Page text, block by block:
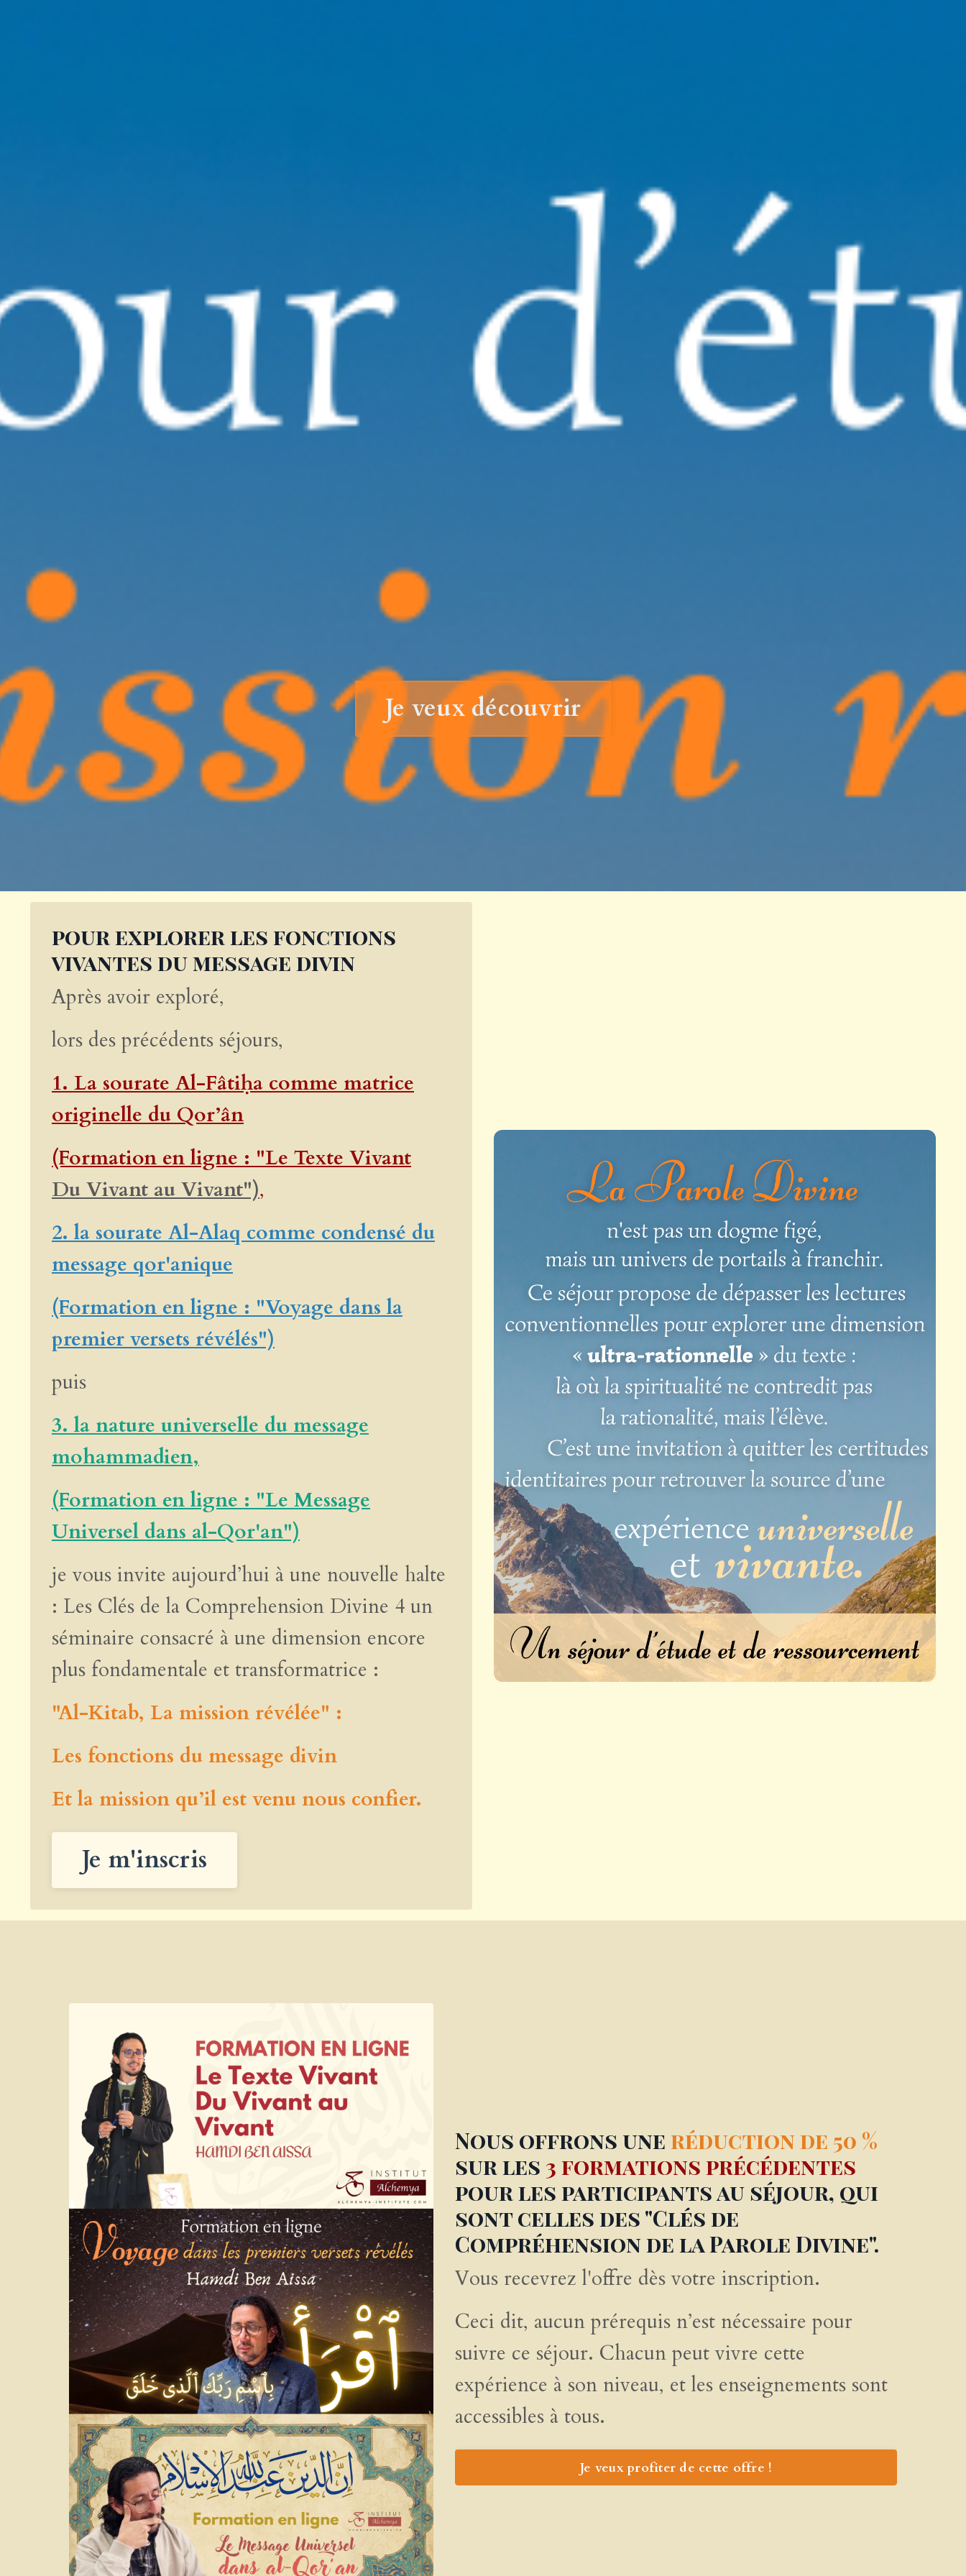
Je veux découvrir
pour explorer les fonctions
vivantes du message divin
Après avoir exploré,
lors des précédents séjours,
1. La sourate Al-Fâtiḥa comme matrice
originelle du Qor’ân
(Formation en ligne : "Le Texte Vivant
Du Vivant au Vivant"),
2. la sourate Al-Alaq comme condensé du
message qor'anique
(Formation en ligne : "Voyage dans la
premier versets révélés")
puis
3. la nature universelle du message
mohammadien,
(Formation en ligne : "Le Message
Universel dans al-Qor'an")
je vous invite aujourd’hui à une nouvelle halte
: Les Clés de la Comprehension Divine 4 un
séminaire consacré à une dimension encore
plus fondamentale et transformatrice :
"Al-Kitab, La mission révélée" :
Les fonctions du message divin
Et la mission qu’il est venu nous confier.
Je m'inscris
Nous offrons uneréduction de 50 %
sur les 3 formations précédentes
pour les participants au séjour, qui
sont celles des "Clés de
Compréhension de la Parole Divine".
Vous recevrez l'offre dès votre inscription.
Ceci dit, aucun prérequis n’est nécessaire pour
suivre ce séjour. Chacun peut vivre cette
expérience à son niveau, et les enseignements sont
accessibles à tous.
Je veux profiter de cette offre !